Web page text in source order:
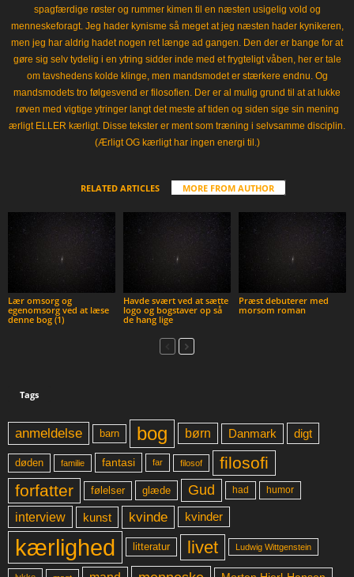
spagfærdige røster og rummer kimen til en næsten usigelig vold og
menneskeforagt. Jeg hader kynisme så meget at jeg næsten hader kynikeren,
men jeg har aldrig hadet nogen ret længe ad gangen. Den der er bange for at
gøre sig selv tydelig i en ytring sidder inde med et frygteligt våben, her er tale
om tavshedens kolde klinge, men mandsmodet er stærkere endnu. Og
mandsmodets tro følgesvend er filosofien. Der er al mulig grund til at at lukke
røven med vigtige ytringer langt det meste af tiden og siden sige sin mening
ærligt ELLER kærligt. Disse tekster er ment som træning i selvsamme disciplin.
(Ærligt OG kærligt har ingen energi til.)
RELATED ARTICLES MORE FROM AUTHOR
Lær omsorg og
egenomsorg ved at læse
denne bog (1)
Havde svært ved at sætte
logo og bogstaver op så
de hang lige
Præst debuterer med
morsom roman
Tags
anmeldelse barn bog børn Danmark digt
døden familie fantasi far filosof
filosofi
forfatter
følelser glæde Gud had humor
interview kunst kvinde kvinder
kærlighed litteratur livet Ludwig Wittgenstein